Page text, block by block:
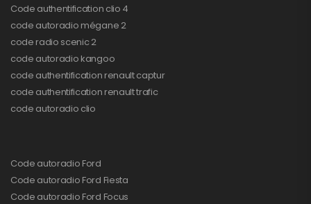
Code authentification clio 4
code autoradio mégane 2
code radio scenic 2
code autoradio kangoo
code authentification renault captur
code authentification renault trafic
code autoradio clio
Code autoradio Ford
Code autoradio Ford Fiesta
Code autoradio Ford Focus